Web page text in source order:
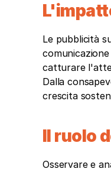
Le pubblicità
catturare
Dalla
crescita
Il ruolo
Osservare e